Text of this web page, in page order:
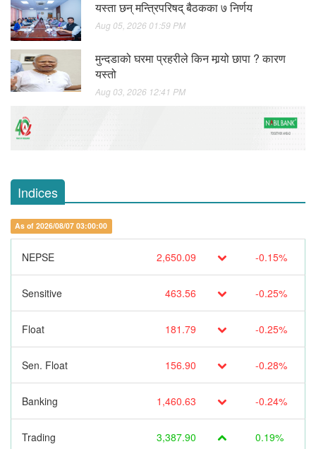
यस्ता छन् मन्त्रिपरिषद् बैठकका ७ निर्णय
Aug 05, 2026 01:59 PM
मुन्दडाको घरमा प्रहरीले किन मार्‍यो छापा ? कारण
यस्तो
Aug 03, 2026 12:41 PM
Indices
As of 2026/08/07 03:00:00
NEPSE 2,650.09 -0.15%
Sensitive 463.56 -0.25%
Float 181.79 -0.25%
Sen. Float 156.90 -0.28%
Banking 1,460.63 -0.24%
Trading 3,387.90 0.19%